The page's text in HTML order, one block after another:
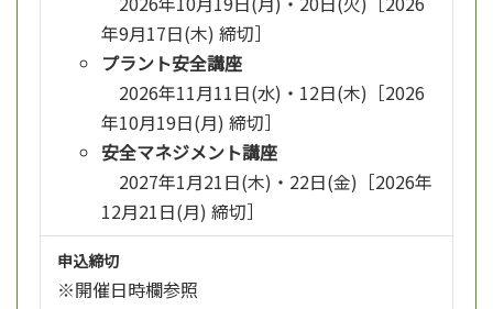
年9月17日(木) 締切］
プラント安全講座
2026年11月11日(水)・12日(木)［2026
年10月19日(月) 締切］
安全マネジメント講座
2027年1月21日(木)・22日(金)［2026年
12月21日(月) 締切］
申込締切
※開催日時欄参照